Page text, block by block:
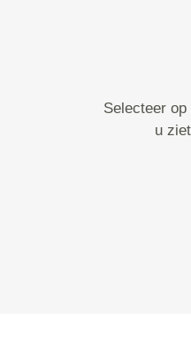
Selecteer
u